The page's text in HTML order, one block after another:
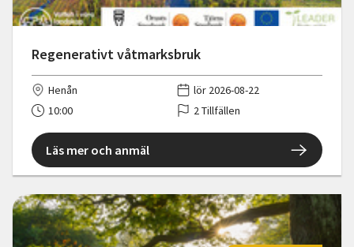
Regenerativt våtmarksbruk
Henån
lör 2026-08-22
10:00
2 Tillfällen
Läs mer och anmäl